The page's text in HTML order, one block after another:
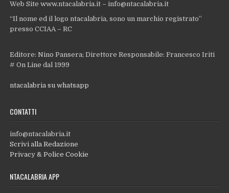
Web Site www.ntacalabria.it – info@ntacalabria.it
“Il nome ed il logo ntacalabria, sono un marchio registrato”
presso CCIAA – RC
Editore: Nino Pansera; Direttore Responsabile: Francesco Iriti
# On Line dal 1999
ntacalabria su whatsapp
CONTATTI
info@ntacalabria.it
Scrivi alla Redazione
Privacy & Police Cookie
NTACALABRIA APP